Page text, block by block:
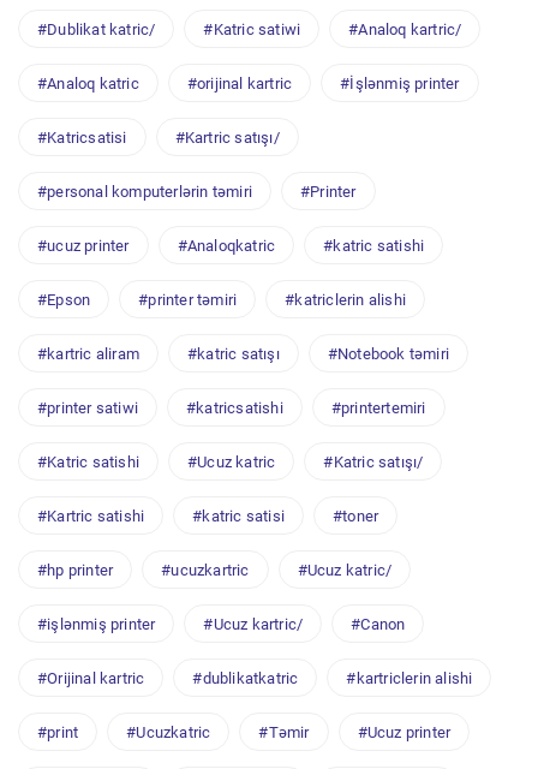
#Dublikat katric/ #Katric satiwi #Analoq kartric/
#Analoq katric #orijinal kartric #İşlənmiş printer
#Katricsatisi #Kartric satışı/
#personal komputerlərin təmiri #Printer
#ucuz printer #Analoqkatric #katric satishi
#Epson #printer təmiri #katriclerin alishi
#kartric aliram #katric satışı #Notebook təmiri
#printer satiwi #katricsatishi #printertemiri
#Katric satishi #Ucuz katric #Katric satışı/
#Kartric satishi #katric satisi #toner
#hp printer #ucuzkartric #Ucuz katric/
#işlənmiş printer #Ucuz kartric/ #Canon
#Orijinal kartric #dublikatkatric #kartriclerin alishi
#print #Ucuzkatric #Təmir #Ucuz printer